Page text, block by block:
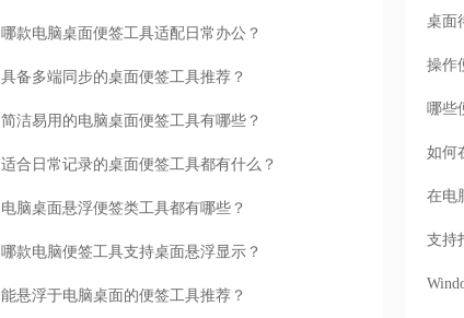
哪款电脑桌面便签工具适配日常办公？
具备多端同步的桌面便签工具推荐？
简洁易用的电脑桌面便签工具有哪些？
适合日常记录的桌面便签工具都有什么？
电脑桌面悬浮便签类工具都有哪些？
哪款电脑便签工具支持桌面悬浮显示？
能悬浮于电脑桌面的便签工具推荐？
桌面
操作
哪些
如何
在电
支持